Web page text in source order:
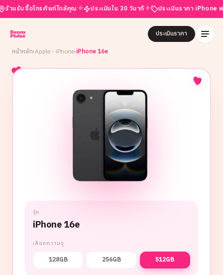
บซื้อโทรศัพท์ใกล้คุณ✦ ประเมินใน 30 วินาที ✦ ประเมินราคา iPhone ฟรี✦
ประเมินราคา
หน้าหลัก›Apple - iPhone›iPhone 16e
รุ่น
iPhone 16e
เลือกความจุ
128GB 256GB 512GB